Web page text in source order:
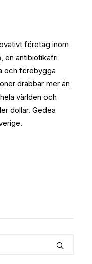
företag inom
, en antibiotikafri
och förebygga
drabbar mer än
världen och
dollar. Gedea